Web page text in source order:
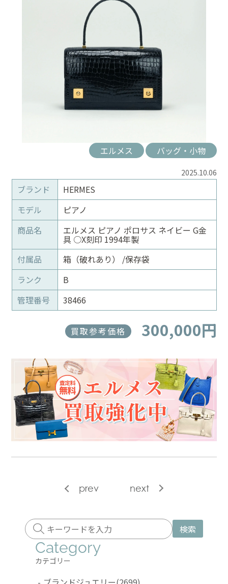
エルメス バッグ・小物
2025.10.06
ブランド
HERMES
モデル
ピアノ
商品名
エルメス ピアノ ポロサス ネイビー G金
具 ○X刻印 1994年製
付属品
箱（破れあり） /保存袋
ランク
B
管理番号
38466
買取参考価格 300,000円
prev next
検索
Category
カテゴリー